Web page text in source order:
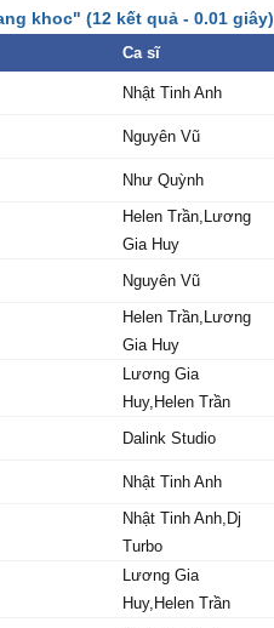
khoc" (12 kết quả - 0.01 giây)
Ca sĩ
Nhật Tinh Anh
Nguyên Vũ
Như Quỳnh
Helen Trần,Lương
Gia Huy
Nguyên Vũ
Helen Trần,Lương
Gia Huy
Lương Gia
Huy,Helen Trần
Dalink Studio
Nhật Tinh Anh
Nhật Tinh Anh,Dj
Turbo
Lương Gia
Huy,Helen Trần